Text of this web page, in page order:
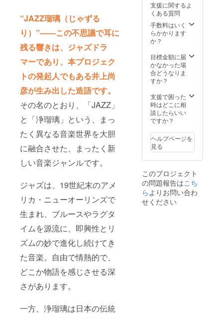
“JAZZ瑠璃（じゃずる
り）”——この不思議で耳に
残る響きは、ジャズドラ
マーであり、本プロジェク
トの発起人でもある井上尚
彦が生み出した造語です。
その名のとおり、「JAZZ」
と「浄瑠璃」という、まっ
たく異なる音楽世界を大胆
に融合させた、まったく新
しい音楽ジャンルです。
ジャズは、19世紀末のアメ
リカ・ニューオーリンズで
生まれ、ブルースやラグタ
イムを源流に、即興性とリ
ズムの妙で進化し続けてき
た音楽。自由で情熱的で、
どこか物語を感じさせる深
さがあります。
一方、浄瑠璃は日本の伝統
金対応
いたし
ます。
※掲載期
間は
11月か
ら1年間
です。
る内容
はメー
ルにて
確認さ
せてい
ます。
※ネット
ワーク
販売ま
業イ
メージ
が相違
する場
お断り
させて
いただ
く場合
ます。
お断り
させて
いただ
いた場
支援に関するよ
くある質問
手数料はいく
らかかります
か？
目標金額に届
かなかった場
合どうなりま
すか？
支援で困った
時はどこに相
談したらいい
ですか？
ヘルプページを
見る
このプロジェクト
の問題報告はこち
らよりお問い合わ
せください